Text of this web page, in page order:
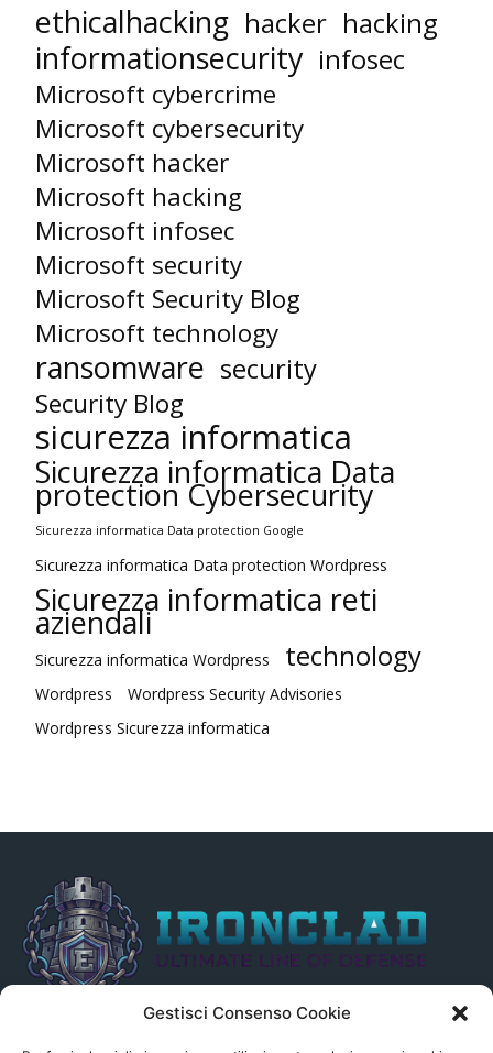
Gestisci Consenso Cookie
ethicalhacking hacker hacking
informationsecurity infosec
Microsoft cybercrime
Microsoft cybersecurity
Microsoft hacker
Microsoft hacking
Microsoft infosec
Microsoft security
Microsoft Security Blog
Microsoft technology
ransomware security
Security Blog
sicurezza informatica
Sicurezza informatica Data
protection Cybersecurity
Sicurezza informatica Data protection Google
Sicurezza informatica Data protection Wordpress
Sicurezza informatica reti
aziendali
Sicurezza informatica Wordpress technology
Wordpress
Wordpress Security Advisories
Wordpress Sicurezza informatica